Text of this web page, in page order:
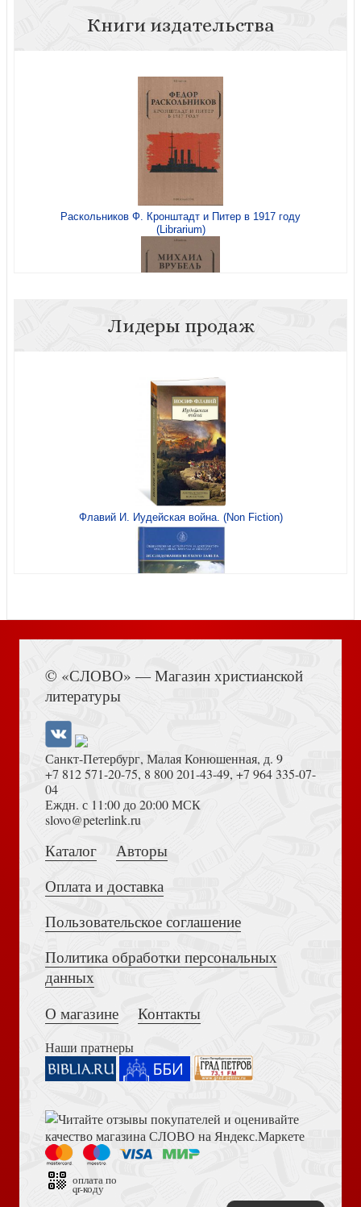
Книги издательства
Раскольников Ф. Кронштадт и Питер в 1917 году
(Librarium)
Врубель М.А. Письма сестре (Librarium)
Рождественская книга ангелов
Платон. Государство (Лестница в небо)
Садзанами Сандзин. Сказания древней Японии
Древняя Русь: избранные главы «Истории России с
Матронушка. Роман о любимой святой
Лидеры продаж
Флавий И. Иудейская война. (Non Fiction)
Толкование на Апокалипсис (Тихоний Африканский)
Достоевский Ф.М. Сила и правда России (2024)
© «СЛОВО» — Магазин христианской
литературы
Санкт-Петербург, Малая Конюшенная, д. 9
+7 812 571-20-75, 8 800 201-43-49, +7 964 335-07-
04
Еждн. с 11:00 до 20:00 МСК
slovo@peterlink.ru
Каталог
Авторы
Оплата и доставка
Пользовательское соглашение
Политика обработки персональных
данных
О магазине
Контакты
Наши пратнеры
оплата по
qr-коду